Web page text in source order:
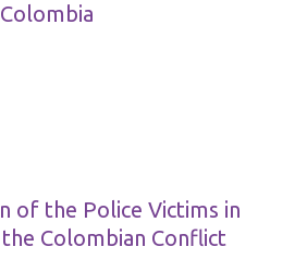
of the Police Victims in
Colombian Conflict